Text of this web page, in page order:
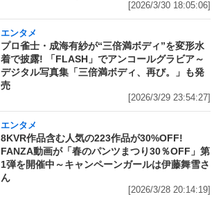
[2026/3/30 18:05:06]
エンタメ
プロ雀士・成海有紗が“三倍満ボディ”を変形水
着で披露! 「FLASH」でアンコールグラビア～
デジタル写真集「三倍満ボディ、再び。」も発
売
[2026/3/29 23:54:27]
エンタメ
8KVR作品含む人気の223作品が30%OFF!
FANZA動画が「春のパンツまつり30％OFF」第
1弾を開催中～キャンペーンガールは伊藤舞雪さ
ん
[2026/3/28 20:14:19]